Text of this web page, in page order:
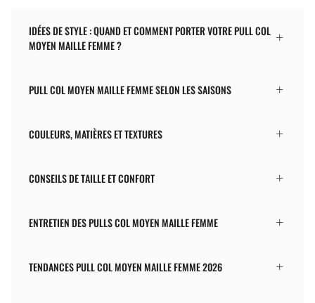
IDÉES DE STYLE : QUAND ET COMMENT PORTER VOTRE PULL COL
MOYEN MAILLE FEMME ?
PULL COL MOYEN MAILLE FEMME SELON LES SAISONS
COULEURS, MATIÈRES ET TEXTURES
CONSEILS DE TAILLE ET CONFORT
ENTRETIEN DES PULLS COL MOYEN MAILLE FEMME
TENDANCES PULL COL MOYEN MAILLE FEMME 2026